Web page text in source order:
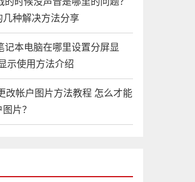
种解决方法分享
记本电脑在哪里设置分屏显
示使用方法介绍
改帐户图片方法教程 怎么才能
片？